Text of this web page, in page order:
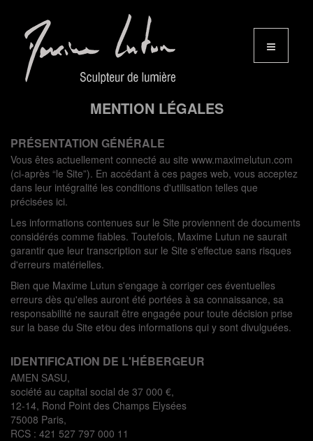
MENTION LÉGALES
PRÉSENTATION GÉNÉRALE
Vous êtes actuellement connecté au site www.maximelutun.com
(ci-après “le Site”). En accédant à ces pages web, vous acceptez
dans leur intégralité les conditions d'utilisation telles que
précisées ici.
Les informations contenues sur le Site proviennent de documents
considérés comme fiables. Toutefois, Maxime Lutun ne saurait
garantir que leur transcription sur le Site s'effectue sans risques
d'erreurs matérielles.
Bien que Maxime Lutun s'engage à corriger ces éventuelles
erreurs dès qu'elles auront été portées à sa connaissance, sa
responsabilité ne saurait être engagée pour toute décision prise
sur la base du Site et⁄ou des informations qui y sont divulguées.
IDENTIFICATION DE L'HÉBERGEUR
AMEN SASU,
société au capital social de 37 000 €,
12-14, Rond Point des Champs Elysées
75008 Paris,
RCS : 421 527 797 000 11